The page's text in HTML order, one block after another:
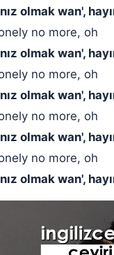
olmak wan',
no more, oh
olmak wan',
no more, oh
olmak wan',
no more, oh
olmak wan',
no more, oh
olmak wan',